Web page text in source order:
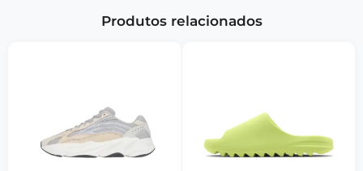
Produtos relacionados